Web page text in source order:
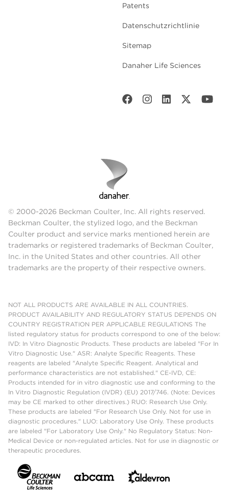
Patents
Datenschutzrichtlinie
Sitemap
Danaher Life Sciences
© 2000-2026 Beckman Coulter, Inc. All rights reserved.
Beckman Coulter, the stylized logo, and the Beckman
Coulter product and service marks mentioned herein are
trademarks or registered trademarks of Beckman Coulter,
Inc. in the United States and other countries. All other
trademarks are the property of their respective owners.
NOT ALL PRODUCTS ARE AVAILABLE IN ALL COUNTRIES.
PRODUCT AVAILABILITY AND REGULATORY STATUS DEPENDS ON
COUNTRY REGISTRATION PER APPLICABLE REGULATIONS The
listed regulatory status for products correspond to one of the below:
IVD: In Vitro Diagnostic Products. These products are labeled "For In
Vitro Diagnostic Use." ASR: Analyte Specific Reagents. These
reagents are labeled "Analyte Specific Reagent. Analytical and
performance characteristics are not established." CE-IVD, CE:
Products intended for in vitro diagnostic use and conforming to the
In Vitro Diagnostic Regulation (IVDR) (EU) 2017/746. (Note: Devices
may be CE marked to other directives.) RUO: Research Use Only.
These products are labeled "For Research Use Only. Not for use in
diagnostic procedures." LUO: Laboratory Use Only. These products
are labeled "For Laboratory Use Only." No Regulatory Status: Non-
Medical Device or non-regulated articles. Not for use in diagnostic or
therapeutic procedures.